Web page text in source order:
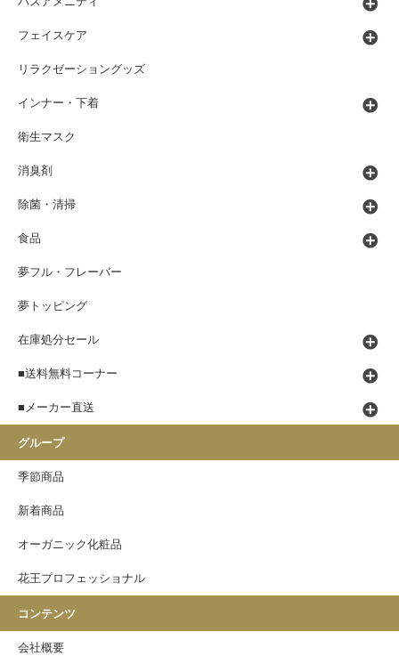
フェイスケア
リラクゼーショングッズ
インナー・下着
衛生マスク
消臭剤
除菌・清掃
食品
夢フル・フレーバー
夢トッピング
在庫処分セール
■送料無料コーナー
■メーカー直送
グループ
季節商品
新着商品
オーガニック化粧品
花王プロフェッショナル
コンテンツ
会社概要